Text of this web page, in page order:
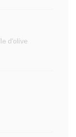
d'olive